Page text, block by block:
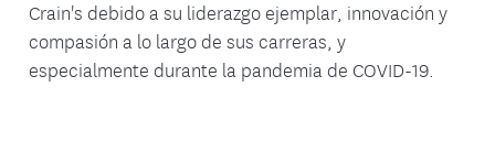
Crain's debido a su liderazgo ejemplar, innovación y
compasión a lo largo de sus carreras, y
especialmente durante la pandemia de COVID-19.